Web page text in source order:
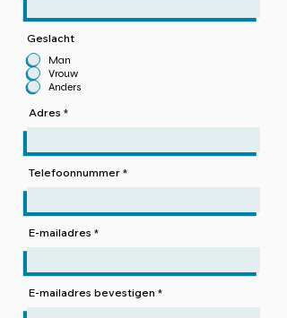
Geslacht
Man
Vrouw
Anders
Adres
Telefoonnummer
E-mailadres
E-mailadres bevestigen